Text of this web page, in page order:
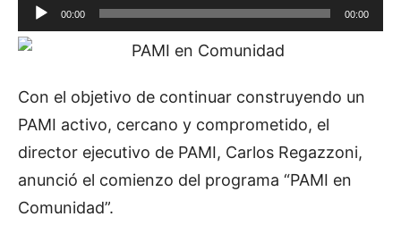
e
r
o
d
u
c
00:00 00:00
Con el objetivo de continuar construyendo un
PAMI activo, cercano y comprometido, el
director ejecutivo de PAMI, Carlos Regazzoni,
anunció el comienzo del programa “PAMI en
Comunidad”.